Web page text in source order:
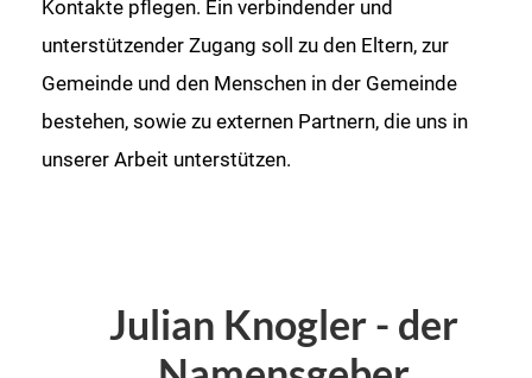
Kontakte pflegen. Ein verbindender und
unterstützender Zugang soll zu den Eltern, zur
Gemeinde und den Menschen in der Gemeinde
bestehen, sowie zu externen Partnern, die uns in
unserer Arbeit unterstützen.
Julian Knogler - der